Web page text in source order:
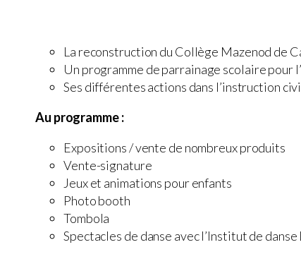
La reconstruction du Collège Mazenod de
Un programme de parrainage scolaire pour
Ses différentes actions dans l’instruction
Au programme :
Expositions / vente de nombreux produits
Vente-signature
Jeux et animations pour enfants
Photo booth
Tombola
Spectacles de danse avec l’Institut de